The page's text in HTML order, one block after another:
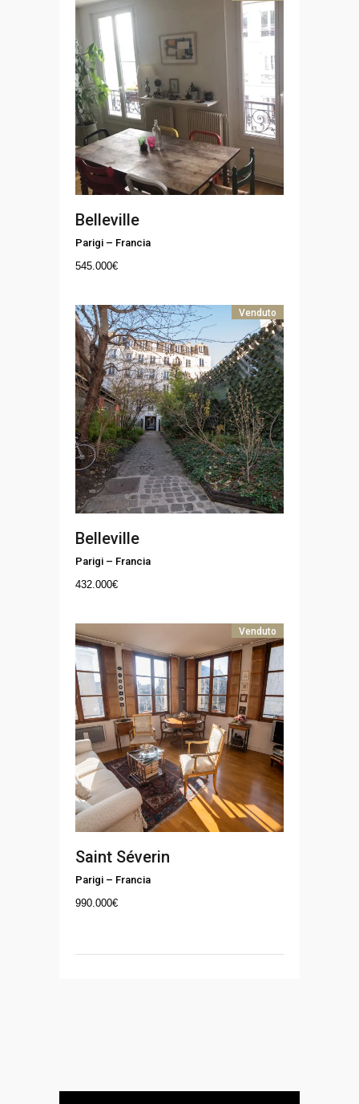
Belleville
Parigi – Francia
545.000€
Venduto
Belleville
Parigi – Francia
432.000€
Venduto
Saint Séverin
Parigi – Francia
990.000€